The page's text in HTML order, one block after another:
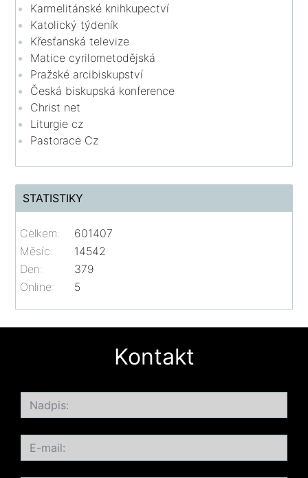
Karmelitánské knihkupectví
Katolický týdeník
Křesťanská televize
Matice cyrilometodějská
Pražské arcibiskupství
Česká biskupská konference
Christ net
Liturgie cz
Pastorace Cz
STATISTIKY
Online: 5
Celkem:
601407
Měsíc:
14542
Den:
379
Kontakt